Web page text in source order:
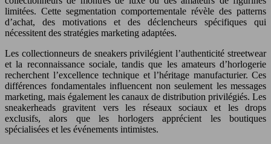
limitées. Cette segmentation comportementale révèle des patterns
d’achat, des motivations et des déclencheurs spécifiques qui
nécessitent des stratégies marketing adaptées.
Les collectionneurs de sneakers privilégient l’authenticité streetwear
et la reconnaissance sociale, tandis que les amateurs d’horlogerie
recherchent l’excellence technique et l’héritage manufacturier. Ces
différences fondamentales influencent non seulement les messages
marketing, mais également les canaux de distribution privilégiés. Les
sneakerheads gravitent vers les réseaux sociaux et les drops
exclusifs, alors que les horlogers apprécient les boutiques
spécialisées et les événements intimistes.